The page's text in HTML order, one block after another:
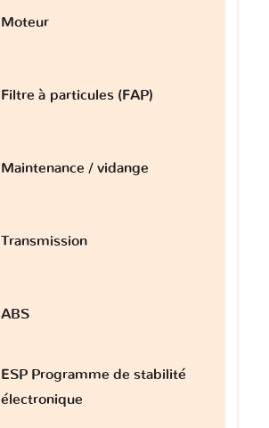
Moteur
Filtre à particules (FAP)
Maintenance / vidange
Transmission
ABS
ESP Programme de stabilité
électronique